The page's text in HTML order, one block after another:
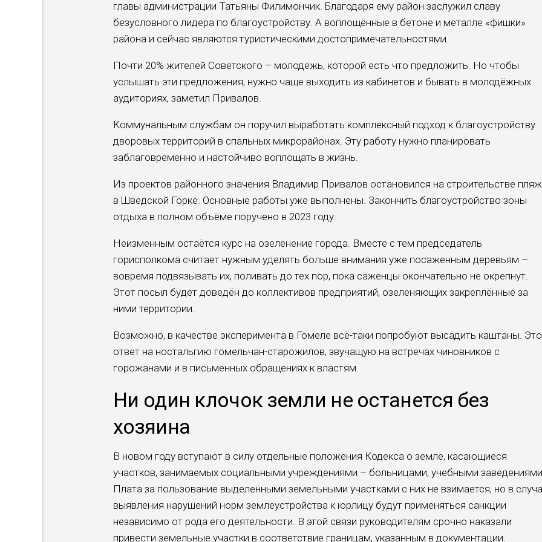
главы администрации Татьяны Филимончик. Благодаря ему район заслужил славу
безусловного лидера по благоустройству. А воплощённые в бетоне и металле «фишки»
района и сейчас являются туристическими достопримечательностями.
Почти 20% жителей Советского – молодёжь, которой есть что предложить. Но чтобы
услышать эти предложения, нужно чаще выходить из кабинетов и бывать в молодёжных
аудиториях, заметил Привалов.
Коммунальным службам он поручил выработать комплексный подход к благоустройству
дворовых территорий в спальных микрорайонах. Эту работу нужно планировать
заблаговременно и настойчиво воплощать в жизнь.
Из проектов районного значения Владимир Привалов остановился на строительстве
в Шведской Горке. Основные работы уже выполнены. Закончить благоустройство зоны
отдыха в полном объёме поручено в 2023 году.
Неизменным остаётся курс на озеленение города. Вместе с тем председатель
горисполкома считает нужным уделять больше внимания уже посаженным деревьям –
вовремя подвязывать их, поливать до тех пор, пока саженцы окончательно не окрепнут.
Этот посыл будет доведён до коллективов предприятий, озеленяющих закреплённые за
ними территории.
Возможно, в качестве эксперимента в Гомеле всё-таки попробуют высадить каштаны. Это
ответ на ностальгию гомельчан-старожилов, звучащую на встречах чиновников с
горожанами и в письменных обращениях к властям.
Ни один клочок земли не останется без
хозяина
В новом году вступают в силу отдельные положения Кодекса о земле, касающиеся
участков, занимаемых социальными учреждениями – больницами, учебными
Плата за пользование выделенными земельными участками с них не взимается, но в
выявления нарушений норм землеустройства к юрлицу будут применяться санкции
независимо от рода его деятельности. В этой связи руководителям срочно наказали
привести земельные участки в соответствие границам, указанным в документации.